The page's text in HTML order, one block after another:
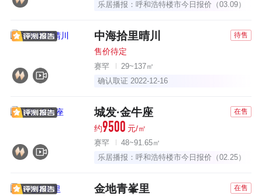
乐居播报：呼和浩特楼市今日报价（03.09）
中海拾里晴川 待售
售价待定
赛罕
29~137㎡
确认取证 2022-12-16
城发·金牛座 在售
约9500 元/㎡
赛罕
48~91.65㎡
乐居播报：呼和浩特楼市今日报价（02.25）
金地青峯里 在售